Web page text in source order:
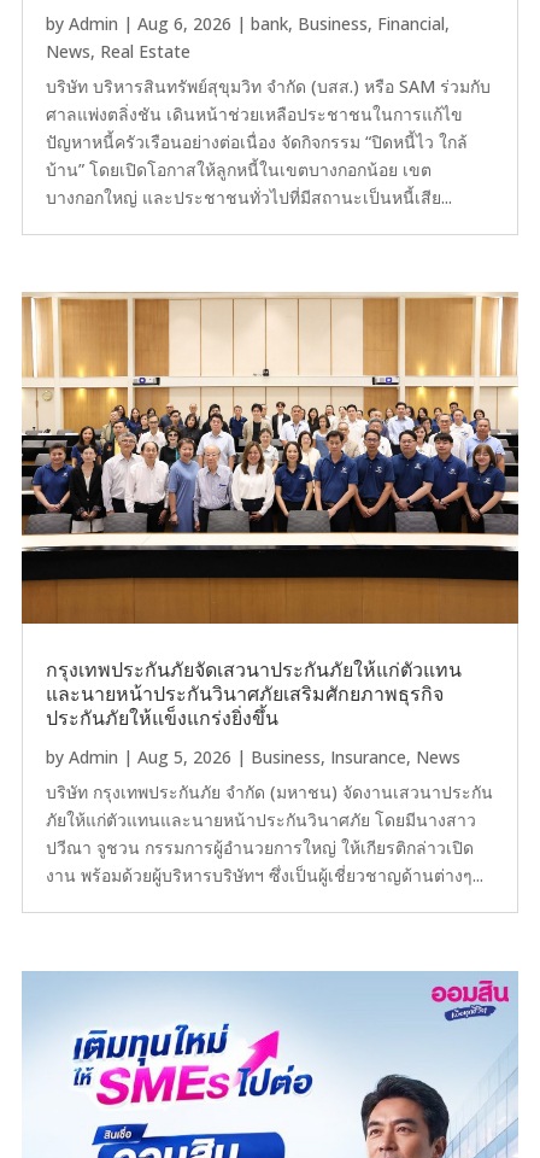
by Admin | Aug 6, 2026 | bank, Business, Financial,
News, Real Estate
บริษัท บริหารสินทรัพย์สุขุมวิท จำกัด (บสส.) หรือ SAM ร่วมกับ
ศาลแพ่งตลิ่งชัน เดินหน้าช่วยเหลือประชาชนในการแก้ไข
ปัญหาหนี้ครัวเรือนอย่างต่อเนื่อง จัดกิจกรรม “ปิดหนี้ไว ใกล้
บ้าน” โดยเปิดโอกาสให้ลูกหนี้ในเขตบางกอกน้อย เขต
บางกอกใหญ่ และประชาชนทั่วไปที่มีสถานะเป็นหนี้เสีย...
กรุงเทพประกันภัยจัดเสวนาประกันภัยให้แก่ตัวแทน
และนายหน้าประกันวินาศภัยเสริมศักยภาพธุรกิจ
ประกันภัยให้แข็งแกร่งยิ่งขึ้น
by Admin | Aug 5, 2026 | Business, Insurance, News
บริษัท กรุงเทพประกันภัย จำกัด (มหาชน) จัดงานเสวนาประกัน
ภัยให้แก่ตัวแทนและนายหน้าประกันวินาศภัย โดยมีนางสาว
ปวีณา จูชวน กรรมการผู้อำนวยการใหญ่ ให้เกียรติกล่าวเปิด
งาน พร้อมด้วยผู้บริหารบริษัทฯ ซึ่งเป็นผู้เชี่ยวชาญด้านต่างๆ...